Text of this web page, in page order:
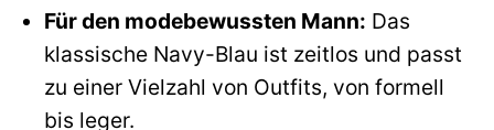
Für den modebewussten Mann: Das
klassische Navy-Blau ist zeitlos und passt
zu einer Vielzahl von Outfits, von formell
bis leger.